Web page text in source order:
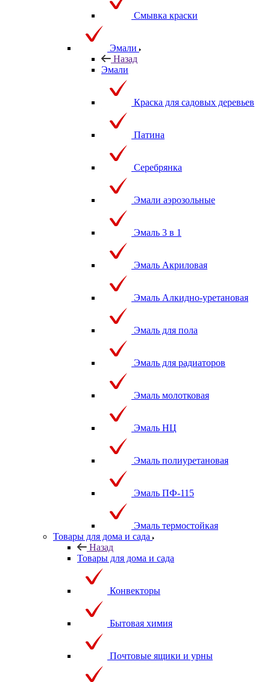
Смывка краски
Эмали
Назад
Эмали
Краска для садовых деревьев
Патина
Серебрянка
Эмали аэрозольные
Эмаль 3 в 1
Эмаль Акриловая
Эмаль Алкидно-уретановая
Эмаль для пола
Эмаль для радиаторов
Эмаль молотковая
Эмаль НЦ
Эмаль полиуретановая
Эмаль ПФ-115
Эмаль термостойкая
Товары для дома и сада
Назад
Товары для дома и сада
Конвекторы
Бытовая химия
Почтовые ящики и урны